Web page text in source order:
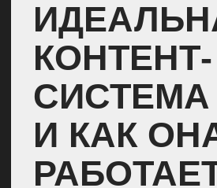
к сожалению, чаще всего
возникает вопрос: что делать, как
построить нормальную контент-
стратегию? Я предлагаю такой
план действий:
1. Строим годовую
стратегию контента
и собираем контент-
план